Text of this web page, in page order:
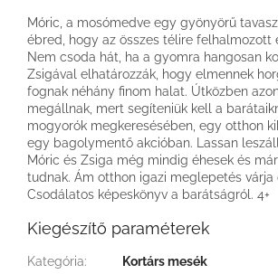
Móric, a mosómedve egy gyönyörű
ébred, hogy az összes télire felhalmozott
Nem csoda hát, ha a gyomra hangosan
Zsigával elhatározzák, hogy elmennek
fognak néhány finom halat. Útközben
megállnak, mert segíteniük kell a
mogyorók megkeresésében, egy otthon
egy bagolymentő akcióban. Lassan
Móric és Zsiga még mindig éhesek és
tudnak. Ám otthon igazi meglepetés várja
Csodálatos képeskönyv a barátságról. 4+
Kiegészítő paraméterek
Kategória:
Kortárs mesék